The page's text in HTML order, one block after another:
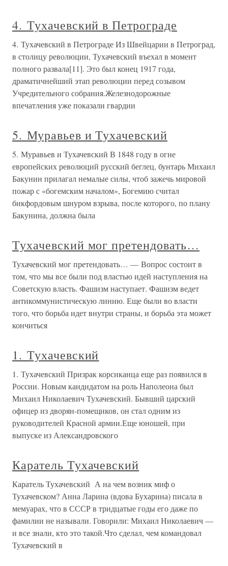
4. Тухачевский в Петрограде
4. Тухачевский в Петрограде Из Швейцарии в Петроград,
в столицу революции, Тухачевский въехал в момент
полного развала[11]. Это был конец 1917 года,
драматичнейший этап революции перед созывом
Учредительного собрания.Железнодорожные
впечатления уже показали гвардии
5. Муравьев и Тухачевский
5. Муравьев и Тухачевский В 1848 году в огне
европейских революций русский беглец, бунтарь Михаил
Бакунин прилагал немалые силы, чтоб зажечь мировой
пожар с «богемским началом», Богемию считал
бикфордовым шнуром взрыва, после которого, по плану
Бакунина, должна была
Тухачевский мог претендовать…
Тухачевский мог претендовать… — Вопрос состоит в
том, что мы все были под властью идей наступления на
Советскую власть. Фашизм наступает. Фашизм ведет
антикоммунистическую линию. Еще были во власти
того, что борьба идет внутри страны, и борьба эта может
кончиться
1. Тухачевский
1. Тухачевский Призрак корсиканца еще раз появился в
России. Новым кандидатом на роль Наполеона был
Михаил Николаевич Тухачевский. Бывший царский
офицер из дворян-помещиков, он стал одним из
руководителей Красной армии.Еще юношей, при
выпуске из Александровского
Каратель Тухачевский
Каратель Тухачевский А на чем возник миф о
Тухачевском? Анна Ларина (вдова Бухарина) писала в
мемуарах, что в СССР в тридцатые годы его даже по
фамилии не называли. Говорили: Михаил Николаевич —
и все знали, кто это такой.Что сделал, чем командовал
Тухачевский в